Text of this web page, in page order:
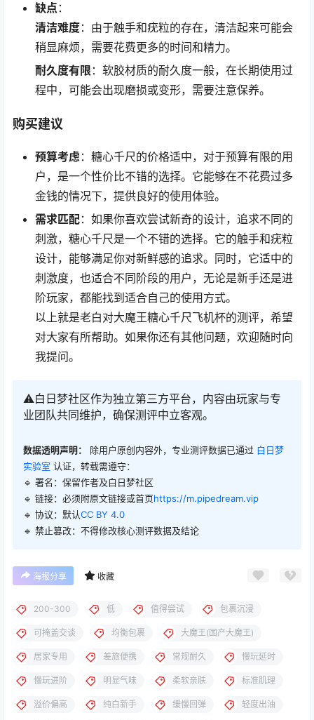
缺点 ：
清洁难度：由于触手和疣粒的存在，清洁起来可能会
稍显麻烦，需要花费更多的时间和精力。
耐久度有限 ：软胶材质的耐久度一般，在长期使用过
程中，可能会出现磨损或变形，需要注意保养。
购买建议
预算考虑：糖心千尺的价格适中，对于预算有限的用
户，是一个性价比不错的选择。它能够在不花费过多
金钱的情况下，提供良好的使用体验。
需求匹配：如果你喜欢尝试新奇的设计，追求不同的
刺激，糖心千尺是一个不错的选择。它的触手和疣粒
设计，能够满足你对新鲜感的追求。同时，它适中的
刺激度，也适合不同阶段的用户，无论是新手还是进
阶玩家，都能找到适合自己的使用方式。
以上就是老白对大魔王糖心千尺飞机杯的测评，希望
对大家有所帮助。如果你还有其他问题，欢迎随时向
我提问。
⚠️白日梦社区作为独立第三方平台，内容由玩家与专
业团队共同维护，确保测评中立客观。
数据透明声明： 除用户原创内容外，专业测评数据已通过 白日梦
实验室 认证，转载需遵守：
🔹 署名：保留作者及白日梦社区
🔹 链接：必须附原文链接或首页https://m.pipedream.vip
🔹 协议：默认CC BY 4.0
🔹 禁止篡改：不得修改核心测评数据及结论
海报分享 收藏
200-300 低 值得尝试 包裹沉浸
可掩盖交谈 均衡包裹 大魔王(国产大魔王)
居家专用 差旅便携 常规耐久 慢玩延时
慢玩进阶 明显气味 柔软亲肤 标准肌理
溢价偏高 纯白新手 缓慢回弹 轻度出油